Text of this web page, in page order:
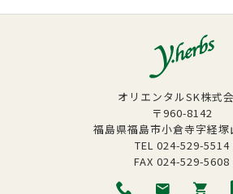
オリエンタルSK株式
〒960-8142
福島県福島市小倉寺字経
TEL 024-529-5514
FAX 024-529-5608